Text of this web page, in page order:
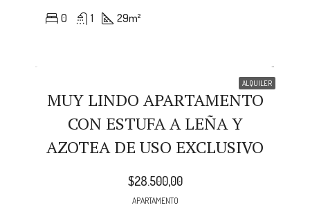
0 1 29m²
ALQUILER
MUY LINDO APARTAMENTO
CON ESTUFA A LEÑA Y
AZOTEA DE USO EXCLUSIVO
$28.500,00
APARTAMENTO